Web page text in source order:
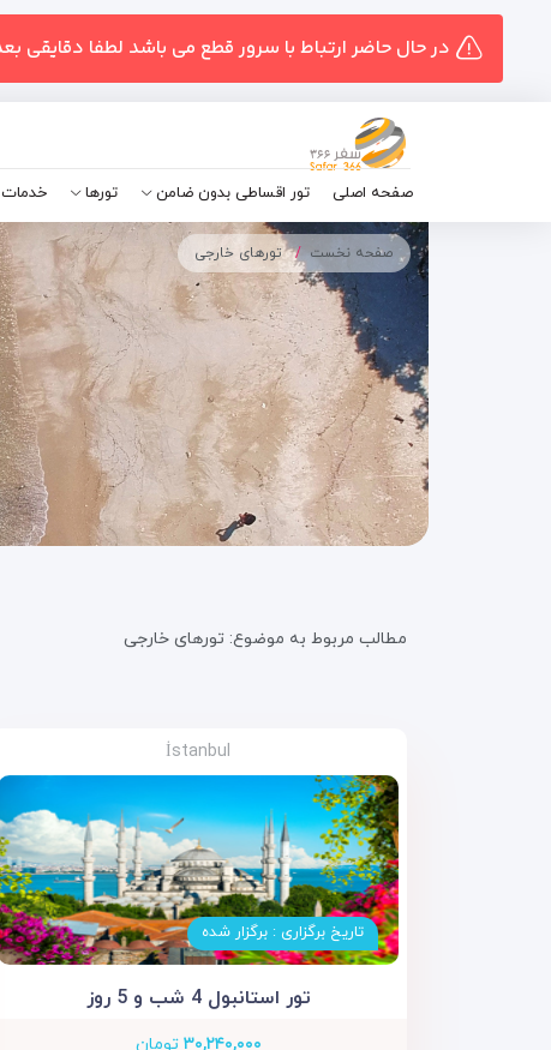
در حال حاضر ارتباط با سرور قطع می باشد لطفا دقایقی
صفحه اصلی تور اقساطی بدون ضامن تورها خدمات
صفحه نخست تورهای خارجی
مطالب مربوط به موضوع: تورهای خارجی
İstanbul
تاریخ برگزاری : برگزار شده
تور استانبول 4 شب و 5 روز
۳۰,۲۴۰,۰۰۰ تومان